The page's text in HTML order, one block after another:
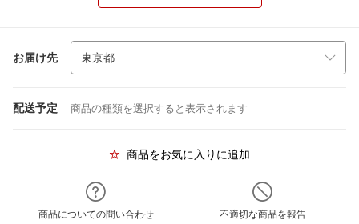
お届け先
配送予定 商品の種類を選択すると表示されます
商品をお気に入りに追加
商品についての問い合わせ 不適切な商品を報告